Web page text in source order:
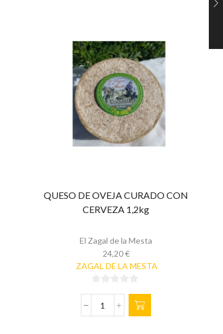
QUESO DE OVEJA CURADO CON
CERVEZA 1,2kg
El Zagal de la Mesta
24,20€
ZAGAL DE LA MESTA
de
5
QUESO